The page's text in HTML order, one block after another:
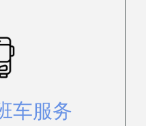
车服务
站上车或下车